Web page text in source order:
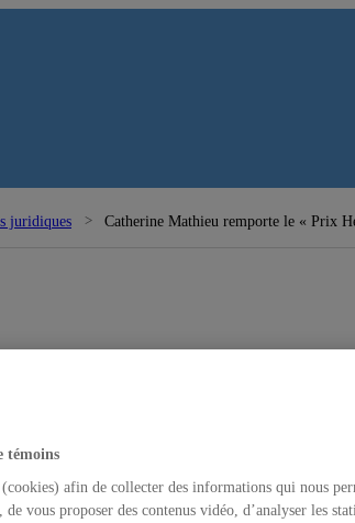
juridiques Catherine Mathieu remporte le « Prix
témoins
afin de collecter des informations qui nous
vous proposer des contenus vidéo, d’analyser les